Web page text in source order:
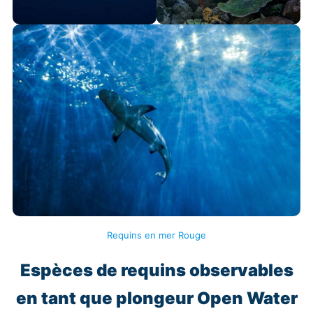
Requins en mer Rouge
Espèces de requins observables
en tant que plongeur Open Water